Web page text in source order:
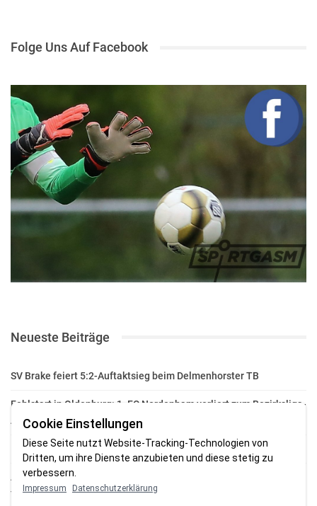
Folge Uns Auf Facebook
Neueste Beiträge
SV Brake feiert 5:2-Auftaktsieg beim Delmenhorster TB
Fehlstart in Oldenburg: 1. FC Nordenham verliert zum Bezirksliga-
Auftakt
Fußball in der Wesermarsch: Die Bilder vom Wochenende
Aufstieg geschafft: HSG-Unterweser-C-Jugend macht sich bereit
für die Oberliga
Cookie Einstellungen
Diese Seite nutzt Website-Tracking-Technologien von
Dritten, um ihre Dienste anzubieten und diese stetig zu
verbessern.
Impressum Datenschutzerklärung